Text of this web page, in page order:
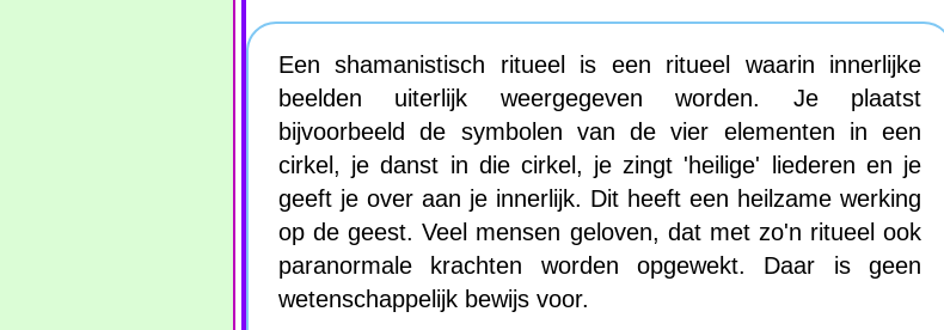
Een shamanistisch ritueel is een ritueel waarin innerlijke
beelden uiterlijk weergegeven worden. Je plaatst
bijvoorbeeld de symbolen van de vier elementen in een
cirkel, je danst in die cirkel, je zingt 'heilige' liederen en je
geeft je over aan je innerlijk. Dit heeft een heilzame werking
op de geest. Veel mensen geloven, dat met zo'n ritueel ook
paranormale krachten worden opgewekt. Daar is geen
wetenschappelijk bewijs voor.